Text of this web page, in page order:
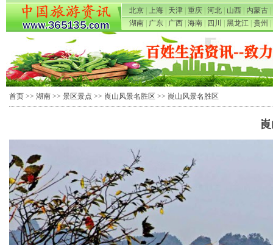
北京 上海 天津 重庆 河北 山西 内蒙古
湖南
广东 广西 海南 四川 黑龙江 贵州
首页 >> 湖南 >> 景区景点 >> 崀山风景名胜区 >> 崀山风景名胜区